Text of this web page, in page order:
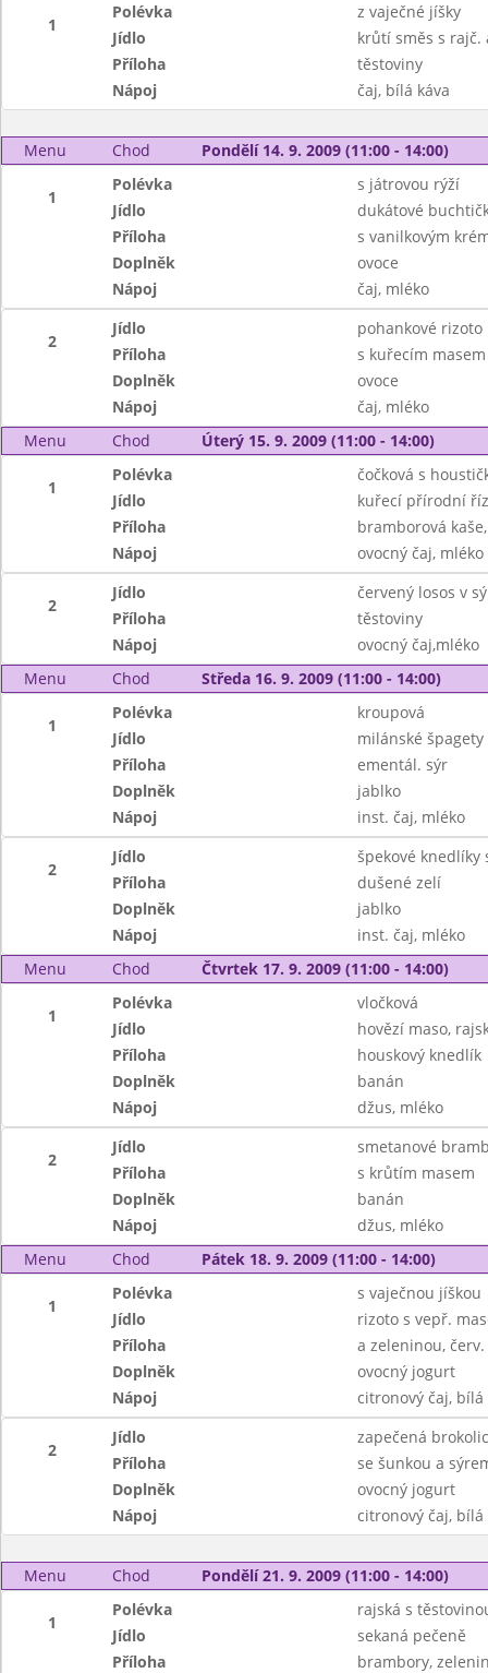
1
Polévka
z vaječné jíšky
Jídlo
krůtí směs s rajč.
Příloha
těstoviny
Nápoj
čaj, bílá káva
Menu Chod Pondělí 14. 9. 2009 (11:00 - 14:00)
1
Polévka
s játrovou rýží
Jídlo
dukátové
Příloha
s vanilkovým
Doplněk
ovoce
Nápoj
čaj, mléko
2
Jídlo
pohankové rizoto
Příloha
s kuřecím
Doplněk
ovoce
Nápoj
čaj, mléko
Menu
Chod Úterý 15. 9. 2009 (11:00 - 14:00)
1
Polévka
čočková s
Jídlo
kuřecí přírodní
Příloha
bramborová
Nápoj
ovocný čaj, mléko
2
Jídlo
červený losos v
Příloha
těstoviny
Nápoj
ovocný čaj,mléko
Menu
Chod Středa 16. 9. 2009 (11:00 - 14:00)
1
Polévka
kroupová
Jídlo
milánské špagety
Příloha
ementál. sýr
Doplněk
jablko
Nápoj
inst. čaj, mléko
2
Jídlo
špekové knedlíky
Příloha
dušené zelí
Doplněk
jablko
Nápoj
inst. čaj, mléko
Menu
Chod Čtvrtek 17. 9. 2009 (11:00 - 14:00)
1
Polévka
vločková
Jídlo
hovězí maso,
Příloha
houskový knedlík
Doplněk
banán
Nápoj
džus, mléko
2
Jídlo
smetanové
Příloha
s krůtím masem
Doplněk
banán
Nápoj
džus, mléko
Menu
Chod Pátek 18. 9. 2009 (11:00 - 14:00)
1
Polévka
s vaječnou jíškou
Jídlo
rizoto s vepř.
Příloha
a zeleninou,
Doplněk
ovocný jogurt
Nápoj
citronový čaj, bílá
2
Jídlo
zapečená
Příloha
se šunkou a
Doplněk
ovocný jogurt
Nápoj
citronový čaj, bílá
Menu Chod Pondělí 21. 9. 2009 (11:00 - 14:00)
1
Polévka
rajská s
Jídlo
sekaná pečeně
Příloha
brambory,